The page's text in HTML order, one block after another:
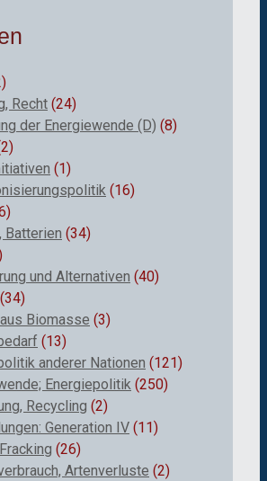
Recht (24)
der Energiewende (D) (8)
(1)
(16)
Batterien (34)
und Alternativen (40)
(34)
Biomasse (3)
(13)
anderer Nationen (121)
Energiepolitik (250)
Recycling (2)
Generation IV (11)
(26)
Artenverluste (2)